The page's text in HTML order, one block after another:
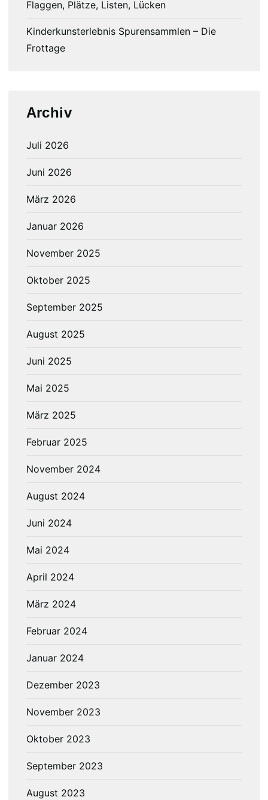
Flaggen, Plätze, Listen, Lücken
Kinderkunsterlebnis Spurensammlen – Die
Frottage
Archiv
Juli 2026
Juni 2026
März 2026
Januar 2026
November 2025
Oktober 2025
September 2025
August 2025
Juni 2025
Mai 2025
März 2025
Februar 2025
November 2024
August 2024
Juni 2024
Mai 2024
April 2024
März 2024
Februar 2024
Januar 2024
Dezember 2023
November 2023
Oktober 2023
September 2023
August 2023